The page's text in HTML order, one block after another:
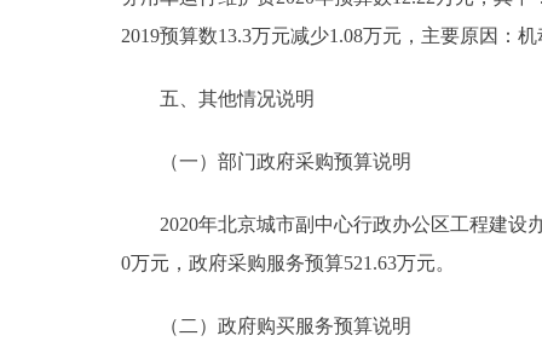
2019预算数13.3万元减少1.08万元，主要原因：
五、其他情况说明
（一）部门政府采购预算说明
2020年北京城市副中心行政办公区工程建设办
0万元，政府采购服务预算521.63万元。
（二）政府购买服务预算说明